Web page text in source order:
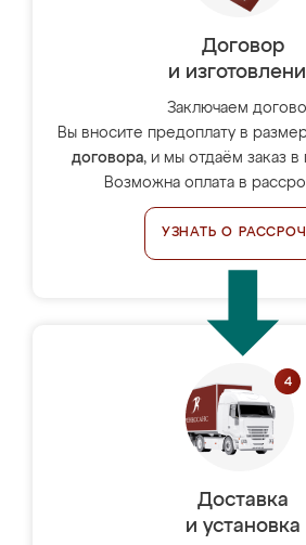
Договор
и
Заключаем
Вы вносите предоплату в
договора, и мы отдаём заказ в
Возможна оплата в
УЗНАТЬ О
Доставка
и установка